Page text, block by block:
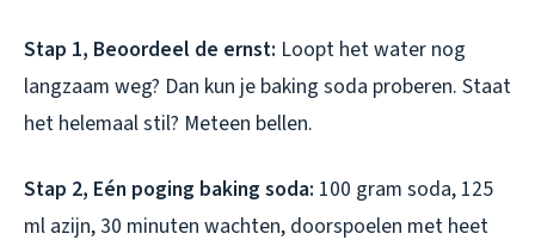
Stap 1, Beoordeel de ernst: Loopt het water nog
langzaam weg? Dan kun je baking soda proberen. Staat
het helemaal stil? Meteen bellen.
Stap 2, Eén poging baking soda: 100 gram soda, 125
ml azijn, 30 minuten wachten, doorspoelen met heet